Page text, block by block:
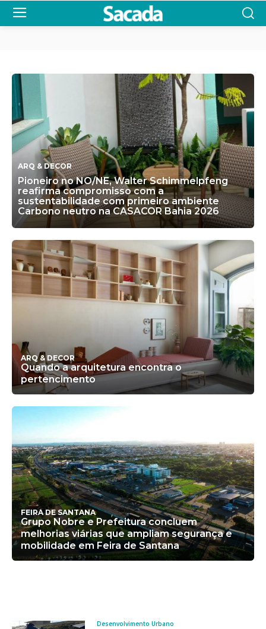
ARQ & DECOR
Pioneiro no NO/NE, Walter Schimmelpfeng
reafirma compromisso com a
sustentabilidade com primeiro ambiente
Carbono neutro na CASACOR Bahia 2026
ARQ & DECOR
Quando a arquitetura encontra o
pertencimento
FEIRA DE SANTANA
Grupo Nobre e Prefeitura concluem
melhorias viárias que ampliam segurança e
mobilidade em Feira de Santana
Desenvolvimento Urbano